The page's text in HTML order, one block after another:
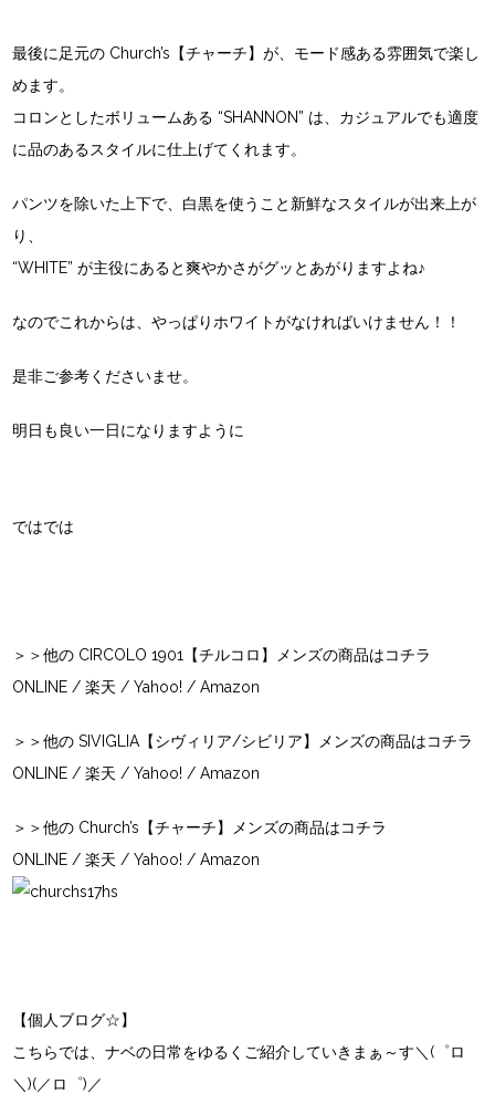
最後に足元の Church’s【チャーチ】が、モード感ある雰囲気で楽し
めます。
コロンとしたボリュームある “SHANNON” は、カジュアルでも適度
に品のあるスタイルに仕上げてくれます。
パンツを除いた上下で、白黒を使うこと新鮮なスタイルが出来上が
り、
“WHITE” が主役にあると爽やかさがグッとあがりますよね♪
なのでこれからは、やっぱりホワイトがなければいけません！！
是非ご参考くださいませ。
明日も良い一日になりますように
ではでは
＞＞他の CIRCOLO 1901【チルコロ】メンズの商品はコチラ
ONLINE /楽天 /Yahoo! /Amazon
＞＞他の SIVIGLIA【シヴィリア/シビリア】メンズの商品はコチラ
ONLINE /楽天 /Yahoo! /Amazon
＞＞他の Church’s【チャーチ】メンズの商品はコチラ
ONLINE /楽天 /Yahoo! /Amazon
【個人ブログ☆】
こちらでは、ナベの日常をゆるくご紹介していきまぁ～す＼(゜ロ
＼)(／ロ゜)／